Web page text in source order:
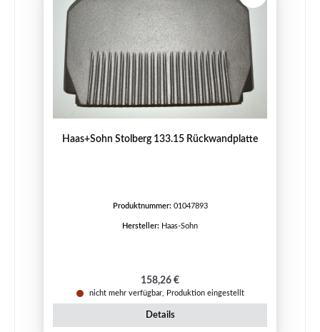
Haas+Sohn Stolberg 133.15 Rückwandplatte
Produktnummer: 01047893
Hersteller: Haas-Sohn
Regulärer Preis:
158,26 €
nicht mehr verfügbar, Produktion eingestellt
Details